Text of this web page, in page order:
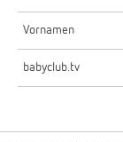
Vornamen
babyclub.tv